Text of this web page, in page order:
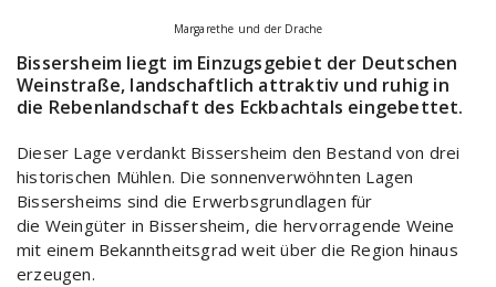
Margarethe und der Drache
Bissersheim liegt im Einzugsgebiet der Deutschen
Weinstraße, landschaftlich attraktiv und ruhig in
die Rebenlandschaft des Eckbachtals eingebettet.
Dieser Lage verdankt Bissersheim den Bestand von drei
historischen Mühlen. Die sonnenverwöhnten Lagen
Bissersheims sind die Erwerbsgrundlagen für
die Weingüter in Bissersheim, die hervorragende Weine
mit einem Bekanntheitsgrad weit über die Region hinaus
erzeugen.